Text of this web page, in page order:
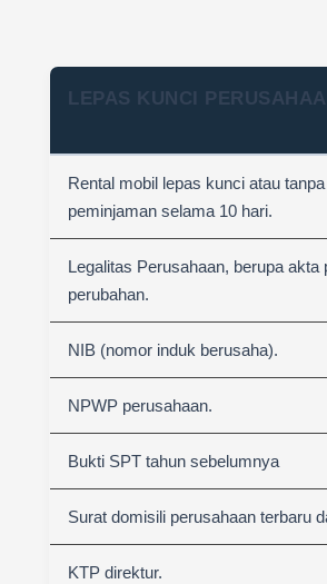
LEPAS KUNCI
Rental mobil lepas kunci atau
peminjaman selama 10 hari.
Legalitas Perusahaan, berupa akta
perubahan.
NIB (nomor induk berusaha).
NPWP perusahaan.
Bukti SPT tahun sebelumnya
Surat domisili perusahaan terbaru
KTP direktur.